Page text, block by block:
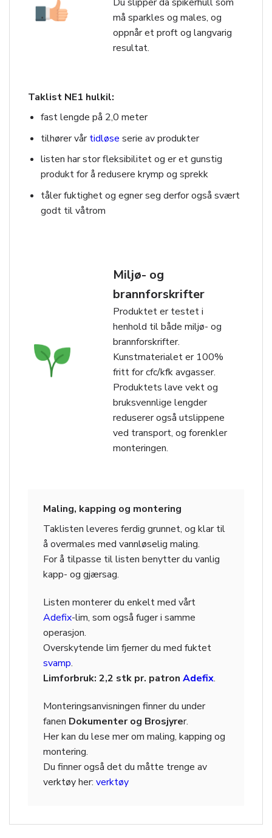
Du slipper da spikerhull som
må sparkles og males, og
oppnår et proft og langvarig
resultat.
Taklist NE1 hulkil:
fast lengde på 2,0 meter
tilhører vårtidløse serie av produkter
listen har stor fleksibilitet og er et gunstig
produkt for å redusere krymp og sprekk
tåler fuktighet og egner seg derfor også svært
godt til våtrom
Miljø- og
brannforskrifter
Produktet er testet i
henhold til både miljø- og
brannforskrifter.
Kunstmaterialet er 100%
fritt for cfc/kfk avgasser.
Produktets lave vekt og
bruksvennlige lengder
reduserer også utslippene
ved transport, og forenkler
monteringen.
Maling, kapping og montering
Taklisten leveres ferdig grunnet, og klar til
å overmales med vannløselig maling.
For å tilpasse til listen benytter du vanlig
kapp- og gjærsag.
Listen monterer du enkelt med vårt
Adefix-lim, som også fuger i samme
operasjon.
Overskytende lim fjerner du med fuktet
svamp.
Limforbruk: 2,2 stk pr. patron Adefix.
Monteringsanvisningen finner du under
fanen Dokumenter og Brosjyrer.
Her kan du lese mer om maling, kapping og
montering.
Du finner også det du måtte trenge av
verktøy her: verktøy